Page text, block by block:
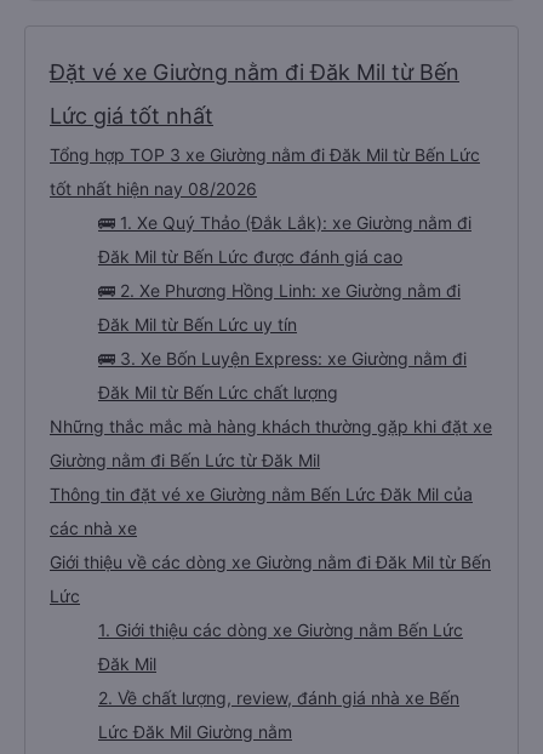
Đặt vé xe Giường nằm đi Đăk Mil từ Bến
Lức giá tốt nhất
Tổng hợp TOP 3 xe Giường nằm đi Đăk Mil từ Bến Lức
tốt nhất hiện nay 08/2026
🚌 1. Xe Quý Thảo (Đắk Lắk): xe Giường nằm đi
Đăk Mil từ Bến Lức được đánh giá cao
🚌 2. Xe Phương Hồng Linh: xe Giường nằm đi
Đăk Mil từ Bến Lức uy tín
🚌 3. Xe Bốn Luyện Express: xe Giường nằm đi
Đăk Mil từ Bến Lức chất lượng
Những thắc mắc mà hàng khách thường gặp khi đặt xe
Giường nằm đi Bến Lức từ Đăk Mil
Thông tin đặt vé xe Giường nằm Bến Lức Đăk Mil của
các nhà xe
Giới thiệu về các dòng xe Giường nằm đi Đăk Mil từ Bến
Lức
1. Giới thiệu các dòng xe Giường nằm Bến Lức
Đăk Mil
2. Về chất lượng, review, đánh giá nhà xe Bến
Lức Đăk Mil Giường nằm